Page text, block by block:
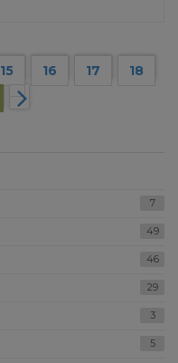
15 16 17
18
7
49
46
29
3
5